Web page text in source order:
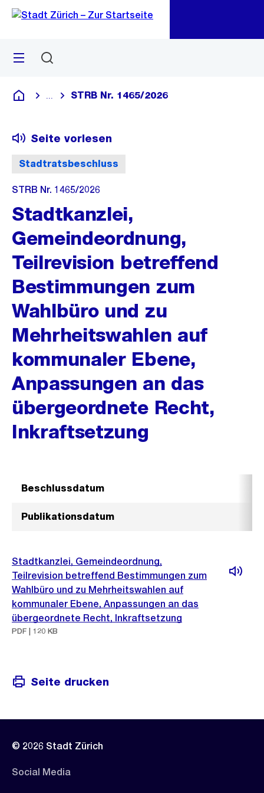
Navigation
Sprunglink
Menü
Deutsch
Blende alle Breadcrumbs ein
STRB Nr. 1465/2026
Stadtratsbeschluss
Seite vorlesen
STRB Nr. 1465/2026
Stadtkanzlei,
Gemeindeordnung,
Teilrevision betreffend
Bestimmungen zum
Wahlbüro und zu
Mehrheitswahlen auf
kommunaler Ebene,
Anpassungen an das
übergeordnete Recht,
Inkraftsetzung
Beschlussdatum
Publikationsdatum
Stadtkanzlei, Gemeindeordnung,
Teilrevision betreffend Bestimmungen zum
Wahlbüro und zu Mehrheitswahlen auf
kommunaler Ebene, Anpassungen an das
übergeordnete Recht, Inkraftsetzung
PDF | 120 KB
Seite drucken
© 2026 Stadt Zürich
Social Media